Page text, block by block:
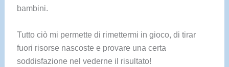
bambini.
Tutto ciò mi permette di rimettermi in gioco, di tirar
fuori risorse nascoste e provare una certa
soddisfazione nel vederne il risultato!